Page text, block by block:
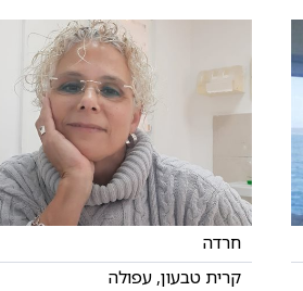
חרדה
קרית טבעון, עפולה